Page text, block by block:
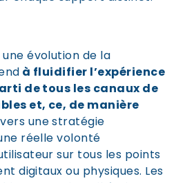
évolution de la
à fluidifier l’expérience
de tous les canaux de
et, ce, de manière
une stratégie
réelle volonté
sur tous les points
digitaux ou physiques. Les